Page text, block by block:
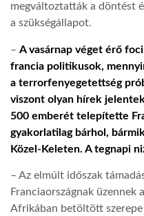
megváltoztatták a döntést
a szükségállapot.
– A vasárnap véget érő
francia politikusok,
a terrorfenyegetettség
viszont olyan hírek
500 emberét telepítette
gyakorlatilag bárhol,
Közel-Keleten. A tegnapi
– Az elmúlt időszak
Franciaországnak üzennek
Afrikában betöltött